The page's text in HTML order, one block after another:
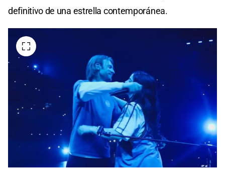
definitivo de una estrella contemporánea.